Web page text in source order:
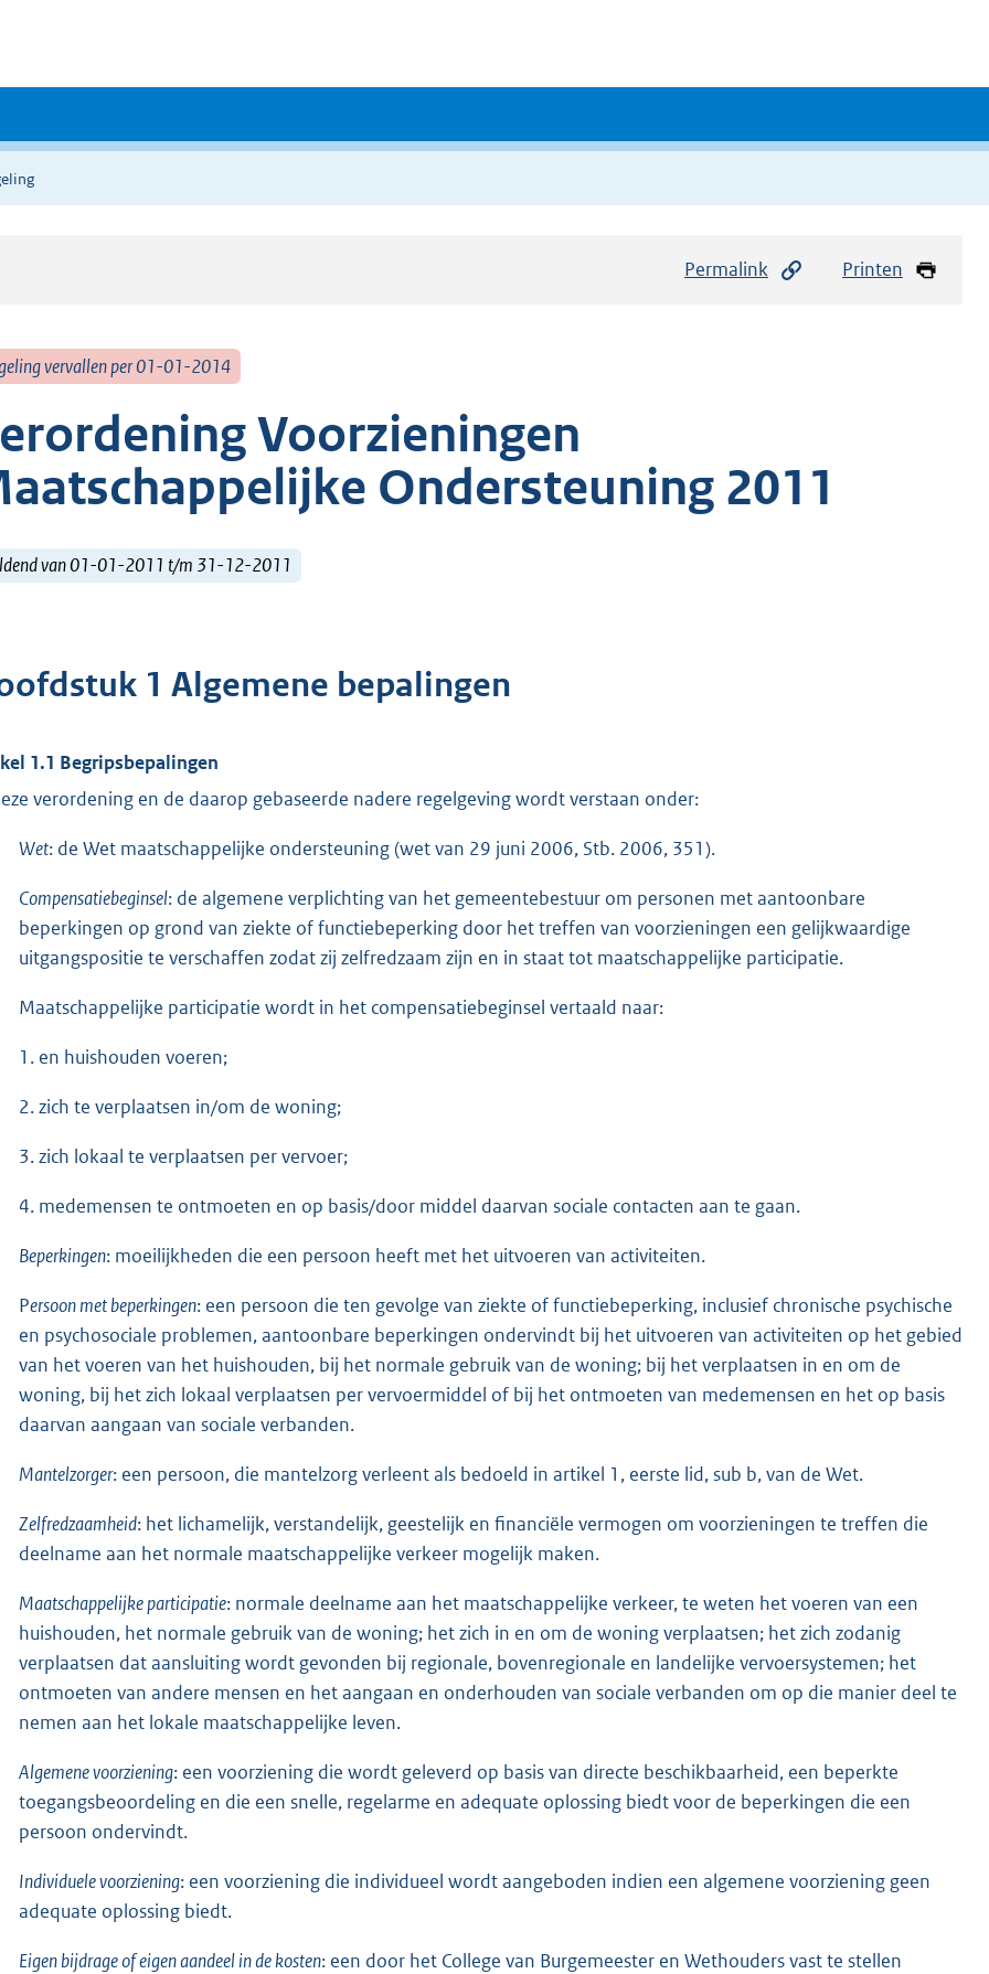
Permalink Printen
vervallen per 01-01-2014
Voorzieningen
Ondersteuning 2011
van 01-01-2011 t/m 31-12-2011
1 Algemene bepalingen
1.1 Begripsbepalingen
verordening en de daarop gebaseerde nadere regelgeving wordt verstaan onder:
Wet: de Wet maatschappelijke ondersteuning (wet van 29 juni 2006, Stb. 2006, 351).
Compensatiebeginsel: de algemene verplichting van het gemeentebestuur om personen met aantoonbare
beperkingen op grond van ziekte of functiebeperking door het treffen van voorzieningen een gelijkwaardige
uitgangspositie te verschaffen zodat zij zelfredzaam zijn en in staat tot maatschappelijke participatie.
Maatschappelijke participatie wordt in het compensatiebeginsel vertaald naar:
1. en huishouden voeren;
2. zich te verplaatsen in/om de woning;
3. zich lokaal te verplaatsen per vervoer;
4. medemensen te ontmoeten en op basis/door middel daarvan sociale contacten aan te gaan.
Beperkingen: moeilijkheden die een persoon heeft met het uitvoeren van activiteiten.
Persoon met beperkingen: een persoon die ten gevolge van ziekte of functiebeperking, inclusief chronische psychische
en psychosociale problemen, aantoonbare beperkingen ondervindt bij het uitvoeren van activiteiten op het gebied
van het voeren van het huishouden, bij het normale gebruik van de woning; bij het verplaatsen in en om de
woning, bij het zich lokaal verplaatsen per vervoermiddel of bij het ontmoeten van medemensen en het op basis
daarvan aangaan van sociale verbanden.
Mantelzorger: een persoon, die mantelzorg verleent als bedoeld in artikel 1, eerste lid, sub b, van de Wet.
Zelfredzaamheid: het lichamelijk, verstandelijk, geestelijk en financiële vermogen om voorzieningen te treffen die
deelname aan het normale maatschappelijke verkeer mogelijk maken.
Maatschappelijke participatie: normale deelname aan het maatschappelijke verkeer, te weten het voeren van een
huishouden, het normale gebruik van de woning; het zich in en om de woning verplaatsen; het zich zodanig
verplaatsen dat aansluiting wordt gevonden bij regionale, bovenregionale en landelijke vervoersystemen; het
ontmoeten van andere mensen en het aangaan en onderhouden van sociale verbanden om op die manier deel te
nemen aan het lokale maatschappelijke leven.
Algemene voorziening: een voorziening die wordt geleverd op basis van directe beschikbaarheid, een beperkte
toegangsbeoordeling en die een snelle, regelarme en adequate oplossing biedt voor de beperkingen die een
persoon ondervindt.
Individuele voorziening: een voorziening die individueel wordt aangeboden indien een algemene voorziening geen
adequate oplossing biedt.
Eigen bijdrage of eigen aandeel in de kosten: een door het College van Burgemeester en Wethouders vast te stellen